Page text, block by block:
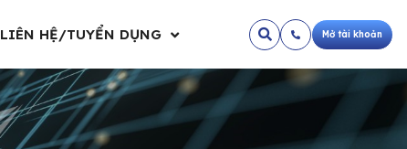
LIÊN HỆ/TUYỂN DỤNG Mở tài khoản